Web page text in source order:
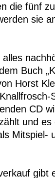
die fünf
sie
Buch
Horst
CD
und
Mitspiel-
gibt